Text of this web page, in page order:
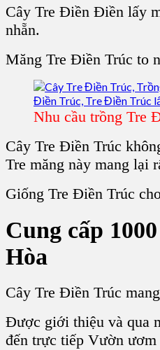
Cây Tre Điền Điền lấy
nhẵn.
Măng Tre Điền Trúc to
Nhu cầu trồng Tre
Cây Tre Điền Trúc
Tre măng này mang lại
Giống Tre Điền Trúc
Cung cấp
Hòa
Cây Tre Điền Trúc
Được giới thiệu và qua
đến trực tiếp Vườn ươm